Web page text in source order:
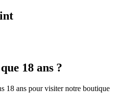
18 ans ?
18 ans pour visiter notre boutique